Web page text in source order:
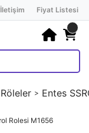
İletişim Fiyat Listesi
Röleler Entes